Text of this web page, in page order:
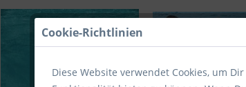
Cookie-Richtlinien
Diese Website verwendet Cookies, um